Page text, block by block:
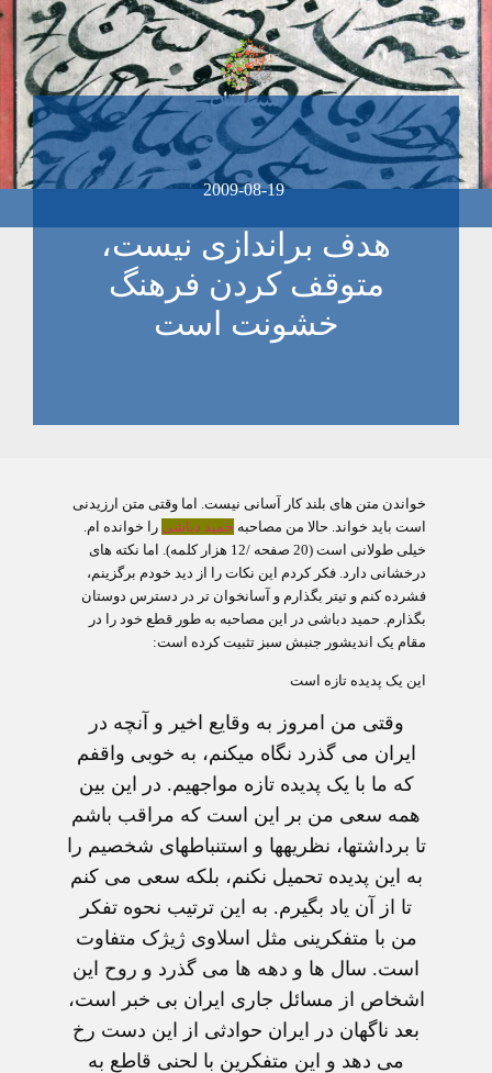
2009-08-19
هدف براندازی نیست،
متوقف کردن فرهنگ
خشونت است
خواندن متن های بلند کار آسانی نیست. اما وقتی متن ارزیدنی
است باید خواند. حالا من مصاحبه حمید دباشی را خوانده ام.
خیلی طولانی است (20 صفحه /12 هزار کلمه). اما نکته های
درخشانی دارد. فکر کردم این نکات را از دید خودم برگزینم،
فشرده کنم و تیتر بگذارم و آسانخوان تر در دسترس دوستان
بگذارم. حمید دباشی در این مصاحبه به طور قطع خود را در
مقام یک اندیشور جنبش سبز تثبیت کرده است:
این یک پدیده تازه است
وقتی من امروز به وقایع اخیر و آنچه در
ایران می گذرد نگاه می‏کنم، به خوبی واقفم
که ما با یک پدیده تازه مواجهیم. در این بین
همه سعی من بر این است که مراقب باشم
تا برداشت‏ها، نظریه‏ها و استنباط‏های شخصیم را
به این پدیده تحمیل نکنم، بلکه سعی می کنم
تا از آن یاد بگیرم. به این ترتیب نحوه تفکر
من با متفکرینی مثل اسلاوی ژیژک متفاوت
است. سال ها و دهه ها می گذرد و روح این
اشخاص از مسائل جاری ایران بی خبر است،
بعد ناگهان در ایران حوادثی از این دست رخ
می دهد و این متفکرین با لحنی قاطع به